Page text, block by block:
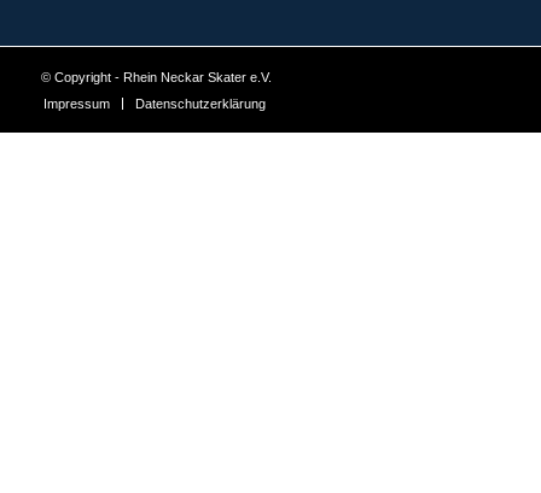
© Copyright - Rhein Neckar Skater e.V.
Impressum
Datenschutzerklärung